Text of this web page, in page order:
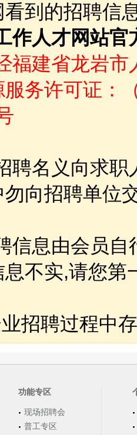
到的招聘信
作人才网站
福建省龙岩
务许可证：
聘名义向求职
向招聘单位
信息由会员自
不实,请您第
招聘过程中
功能专区
现场招聘会
普工专区